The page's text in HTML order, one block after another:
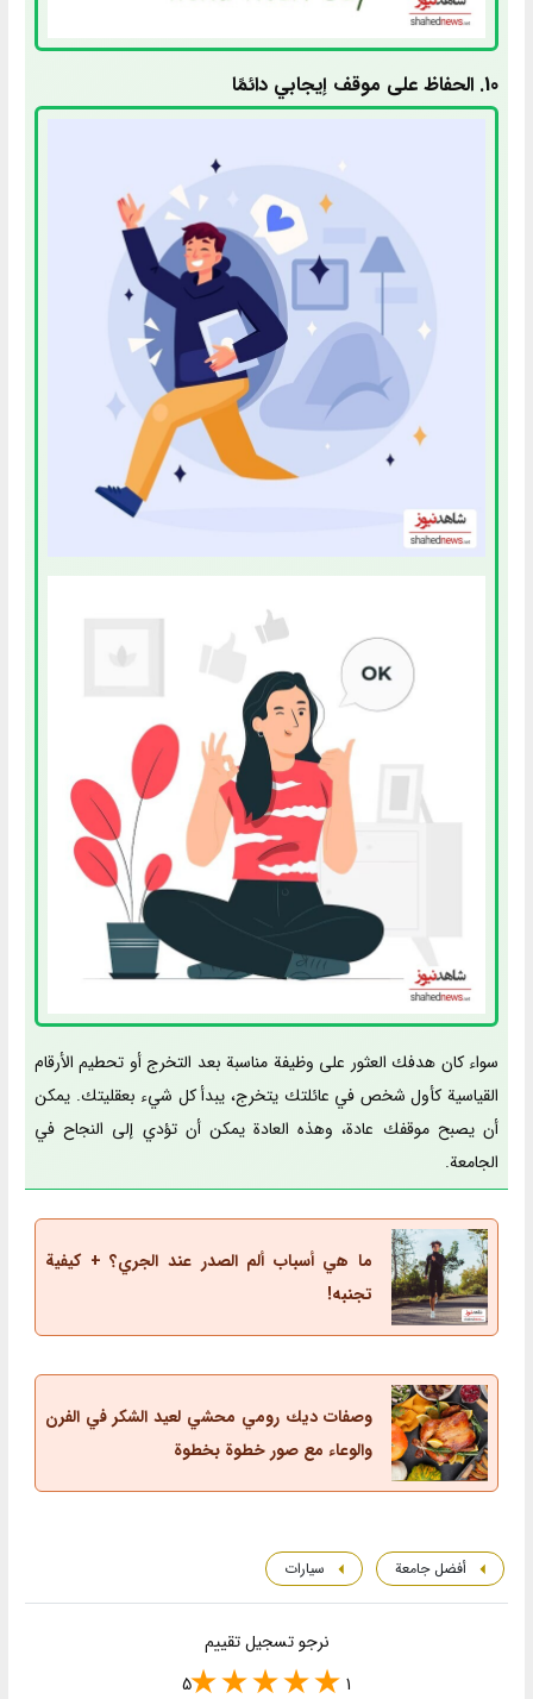
10. الحفاظ على موقف إيجابي دائمًا
سواء كان هدفك العثور على وظيفة مناسبة بعد التخرج أو تحطيم الأرقام
القياسية كأول شخص في عائلتك يتخرج، يبدأ كل شيء بعقليتك. يمكن
أن يصبح موقفك عادة، وهذه العادة يمكن أن تؤدي إلى النجاح في
الجامعة.
ما هي أسباب ألم الصدر عند الجري؟ + كيفية
تجنبه!
وصفات ديك رومي محشي لعيد الشكر في الفرن
والوعاء مع صور خطوة بخطوة
أفضل جامعة سيارات
نرجو تسجيل تقييم
1
5